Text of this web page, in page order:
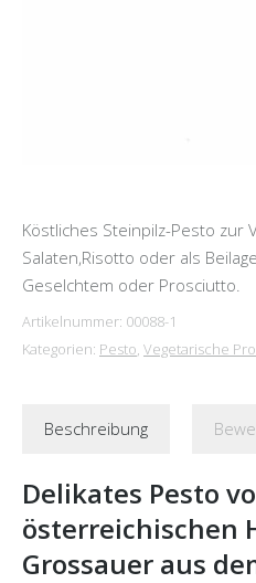
Köstliches Steinpilz-Pesto zur
Salaten,Risotto oder als
Geselchtem oder Prosciutto.
Artikelnummer: 00088-1
Kategorien: Pesto, Vegetarische
Beschreibung
Delikates Pesto
österreichischen
Grossauer aus